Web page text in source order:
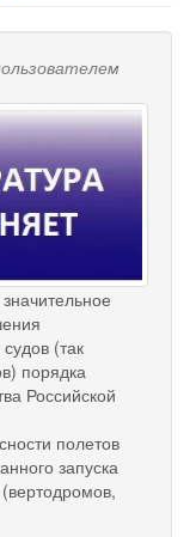
(так
порядка
Российской
полетов
запуска